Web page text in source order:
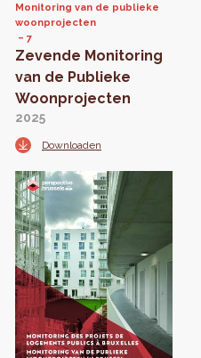
Monitoring van de publieke
woonprojecten
7
Zevende Monitoring
van de Publieke
Woonprojecten
2025
Downloaden